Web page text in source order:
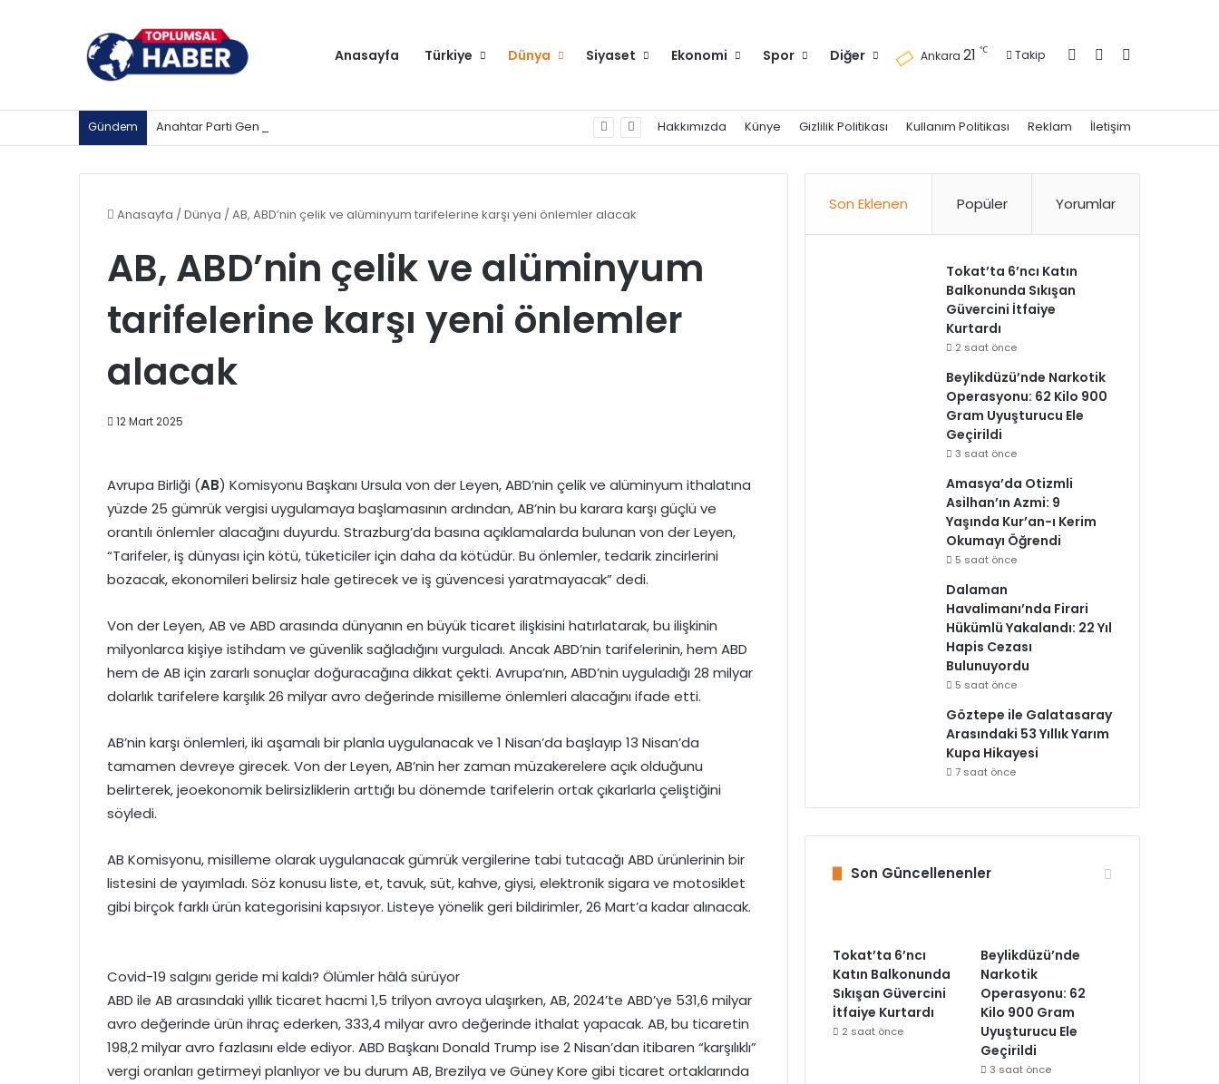
Anasayfa Türkiye Dünya Siyaset Ekonomi Spor Diğer Ankara 21 ℃ Takip Kayıt OlKenar Bölmesi
Gündem Hakkımızda Künye Gizlilik Politikası Kullanım Politikası Reklam İletişim
Anasayfa /Dünya /AB, ABD’nin çelik ve alüminyum tarifelerine karşı yeni önlemler alacak
AB, ABD’nin çelik ve alüminyum
tarifelerine karşı yeni önlemler
alacak
12 Mart 2025
Avrupa Birliği (AB) Komisyonu Başkanı Ursula von der Leyen, ABD’nin çelik ve alüminyum ithalatına
yüzde 25 gümrük vergisi uygulamaya başlamasının ardından, AB’nin bu karara karşı güçlü ve
orantılı önlemler alacağını duyurdu. Strazburg’da basına açıklamalarda bulunan von der Leyen,
“Tarifeler, iş dünyası için kötü, tüketiciler için daha da kötüdür. Bu önlemler, tedarik zincirlerini
bozacak, ekonomileri belirsiz hale getirecek ve iş güvencesi yaratmayacak” dedi.
Von der Leyen, AB ve ABD arasında dünyanın en büyük ticaret ilişkisini hatırlatarak, bu ilişkinin
milyonlarca kişiye istihdam ve güvenlik sağladığını vurguladı. Ancak ABD’nin tarifelerinin, hem ABD
hem de AB için zararlı sonuçlar doğuracağına dikkat çekti. Avrupa’nın, ABD’nin uyguladığı 28 milyar
dolarlık tarifelere karşılık 26 milyar avro değerinde misilleme önlemleri alacağını ifade etti.
AB’nin karşı önlemleri, iki aşamalı bir planla uygulanacak ve 1 Nisan’da başlayıp 13 Nisan’da
tamamen devreye girecek. Von der Leyen, AB’nin her zaman müzakerelere açık olduğunu
belirterek, jeoekonomik belirsizliklerin arttığı bu dönemde tarifelerin ortak çıkarlarla çeliştiğini
söyledi.
AB Komisyonu, misilleme olarak uygulanacak gümrük vergilerine tabi tutacağı ABD ürünlerinin bir
listesini de yayımladı. Söz konusu liste, et, tavuk, süt, kahve, giysi, elektronik sigara ve motosiklet
gibi birçok farklı ürün kategorisini kapsıyor. Listeye yönelik geri bildirimler, 26 Mart’a kadar alınacak.
Covid-19 salgını geride mi kaldı? Ölümler hâlâ sürüyor
ABD ile AB arasındaki yıllık ticaret hacmi 1,5 trilyon avroya ulaşırken, AB, 2024’te ABD’ye 531,6 milyar
avro değerinde ürün ihraç ederken, 333,4 milyar avro değerinde ithalat yapacak. AB, bu ticaretin
198,2 milyar avro fazlasını elde ediyor. ABD Başkanı Donald Trump ise 2 Nisan’dan itibaren “karşılıklı”
vergi oranları getirmeyi planlıyor ve bu durum AB, Brezilya ve Güney Kore gibi ticaret ortaklarında
Son Eklenen Popüler Yorumlar
Tokat’ta 6’ncı Katın
Balkonunda Sıkışan
Güvercini İtfaiye
Kurtardı
2 saat önce
Beylikdüzü’nde Narkotik
Operasyonu: 62 Kilo 900
Gram Uyuşturucu Ele
Geçirildi
3 saat önce
Amasya’da Otizmli
Asilhan’ın Azmi: 9
Yaşında Kur’an-ı Kerim
Okumayı Öğrendi
5 saat önce
Dalaman
Havalimanı’nda Firari
Hükümlü Yakalandı: 22 Yıl
Hapis Cezası
Bulunuyordu
5 saat önce
Göztepe ile Galatasaray
Arasındaki 53 Yıllık Yarım
Kupa Hikayesi
7 saat önce
Son Güncellenenler
Tokat’ta 6’ncı
Katın Balkonunda
Sıkışan Güvercini
İtfaiye Kurtardı
2 saat önce
Beylikdüzü’nde
Narkotik
Operasyonu: 62
Kilo 900 Gram
Uyuşturucu Ele
Geçirildi
3 saat önce